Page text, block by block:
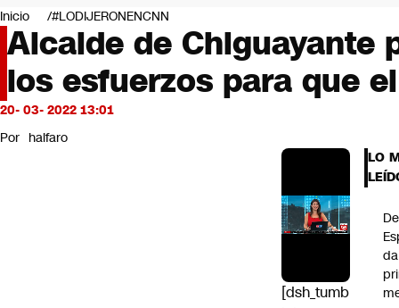
Mundo
Negocios
Deportes
Programas completos
Cultura
Servicios
Bits
CNN Data
Inicio #LODIJERONENCNN
Alcalde de Chiguayante
los esfuerzos para que
20- 03- 2022 13:01
Por halfaro
[dsh_tumb
LO